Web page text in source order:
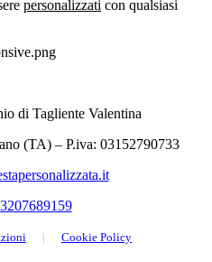
personalizzati con qualsiasi
di Tagliente Valentina
(TA) – P.iva: 03152790733
3207689159
| Cookie Policy